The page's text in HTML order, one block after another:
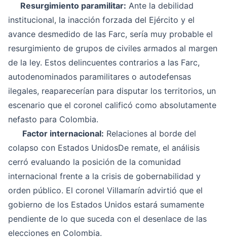
Resurgimiento paramilitar: Ante la debilidad
institucional, la inacción forzada del Ejército y el
avance desmedido de las Farc, sería muy probable el
resurgimiento de grupos de civiles armados al margen
de la ley. Estos delincuentes contrarios a las Farc,
autodenominados paramilitares o autodefensas
ilegales, reaparecerían para disputar los territorios, un
escenario que el coronel calificó como absolutamente
nefasto para Colombia.
Factor internacional: Relaciones al borde del
colapso con Estados UnidosDe remate, el análisis
cerró evaluando la posición de la comunidad
internacional frente a la crisis de gobernabilidad y
orden público. El coronel Villamarín advirtió que el
gobierno de los Estados Unidos estará sumamente
pendiente de lo que suceda con el desenlace de las
elecciones en Colombia.